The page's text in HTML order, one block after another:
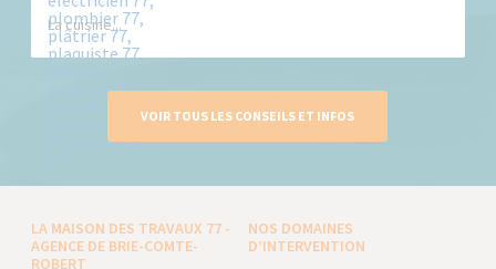
La cuisine...
VOIR TOUS LES CONSEILS ET INFOS
LA MAISON DES TRAVAUX 77 -
AGENCE DE BRIE-COMTE-
ROBERT
NOS DOMAINES
D’INTERVENTION